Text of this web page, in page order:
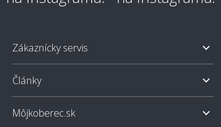
Aký typ koberca je najjednoduchší na
Zákaznícky servis
Články
Môjkoberec.sk